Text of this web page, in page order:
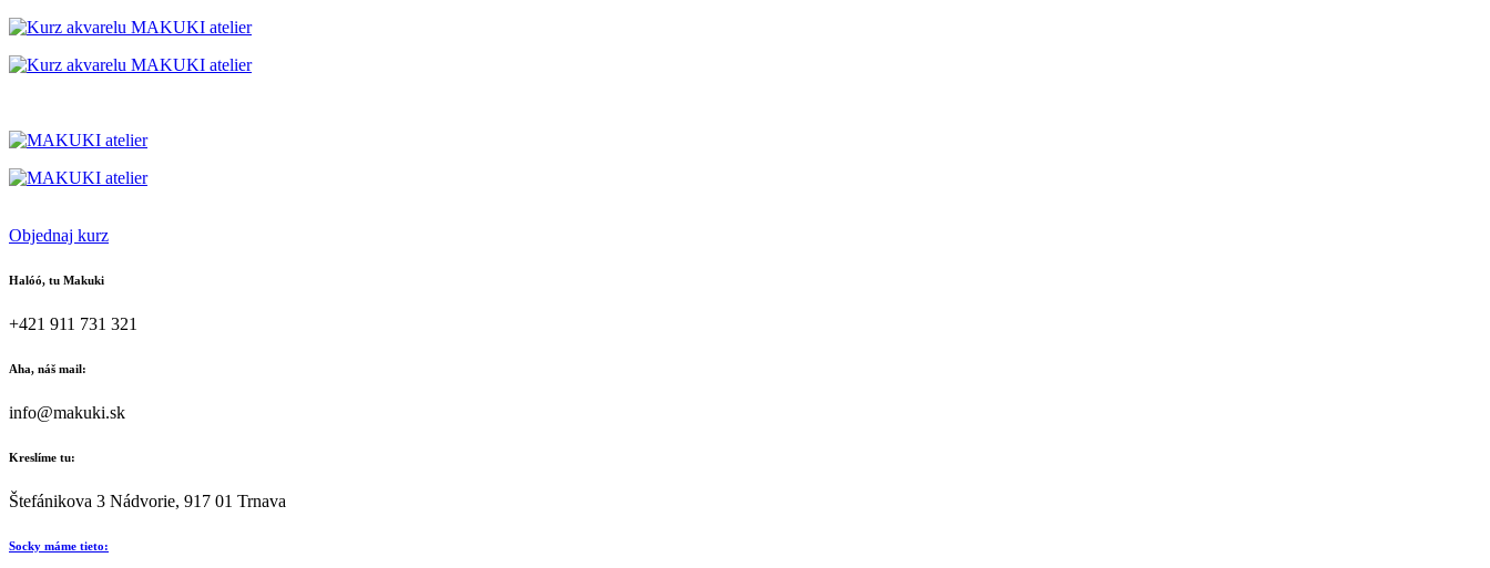
Objednaj kurz
Halóó, tu Makuki
+421 911 731 321
Aha, náš mail:
info@makuki.sk
Kreslíme tu:
Štefánikova 3 Nádvorie, 917 01 Trnava
Socky máme tieto: